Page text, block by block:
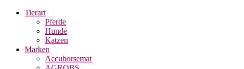
Tierart
Pferde
Hunde
Katzen
Marken
Accuhorsemat